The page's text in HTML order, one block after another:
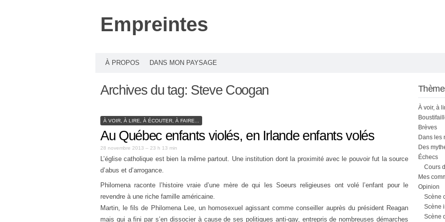
Empreintes
À PROPOS DANS MON PAYSAGE
Archives du tag: Steve Coogan
À VOIR, À LIRE, À ÉCOUTER, À FAIRE...
Au Québec enfants violés, en Irlande enfants volés
28 novembre 2013 – 23 h 13 min
L’église catholique est bien la même partout. Une institution dont la proximité avec le pouvoir fut la source
d’abus et d’arrogance.
Philomena raconte l’histoire vraie d’une mère de qui les Soeurs religieuses ont volé l’enfant pour le
revendre à une riche famille américaine.
Martin, le fils de Philomena Lee, un homosexuel agissant comme conseiller auprès du président Reagan
mais qui a fini par s’en dissocier à cause de ses politiques anti-gay, entrepris de nombreuses démarches
À voir, à
Brèves
Dans les
Des
Échecs
Cours
Mes
Opinion
Scène
Scène
Scène